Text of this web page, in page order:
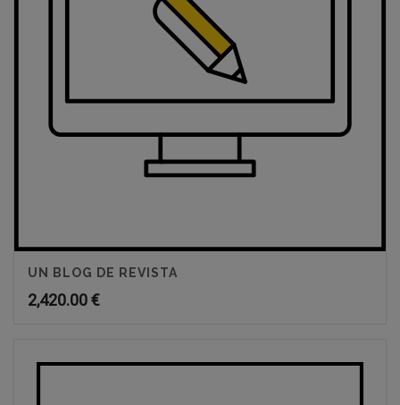
UN BLOG DE REVISTA
2,420.00€